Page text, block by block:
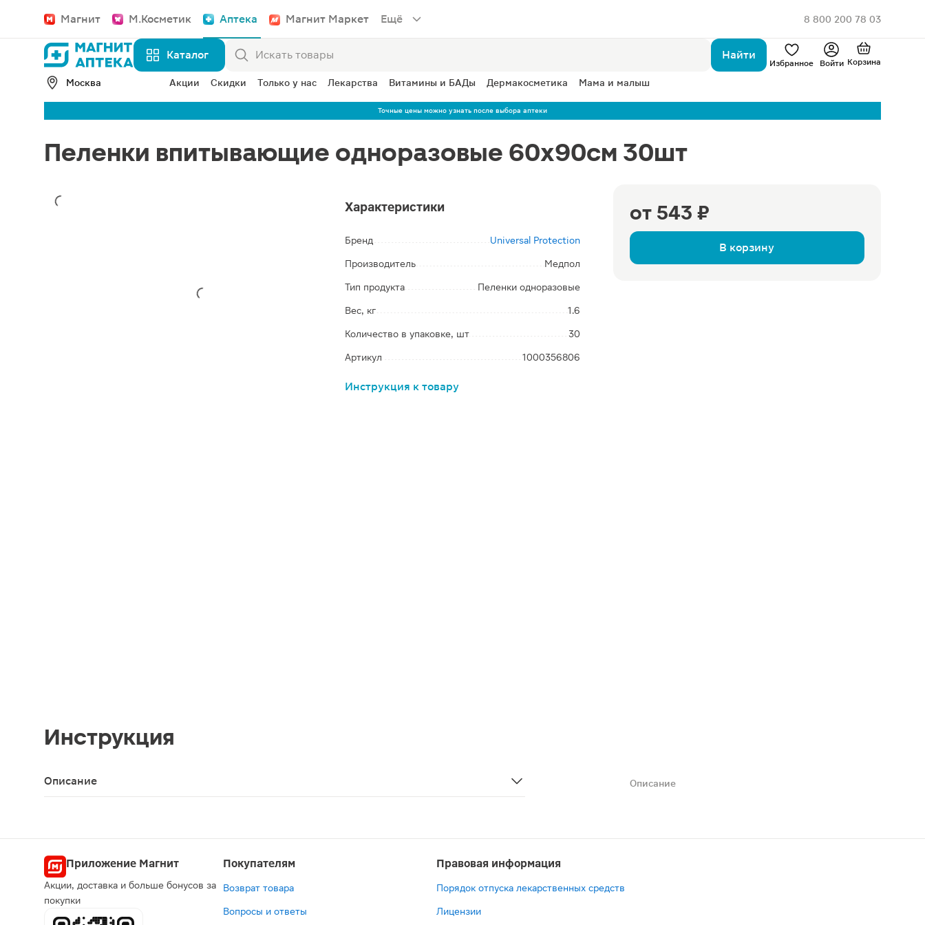
Магнит М.Косметик Аптека Магнит Маркет Ещё 8 800 200 78 03
Каталог Найти
Избранное Войти Корзина
Москва Акции Скидки Только у нас Лекарства Витамины и БАДы Дермакосметика Мама и малыш
Точные цены можно узнать после выбора аптеки
Пеленки впитывающие одноразовые 60х90см 30шт
от 543 ₽
В корзину
Характеристики
Бренд Universal Protection
Производитель Медпол
Тип продукта Пеленки одноразовые
Вес, кг 1.6
Количество в упаковке, шт 30
Артикул 1000356806
Инструкция к товару
Инструкция
Описание
Описание
Приложение Магнит
Акции, доставка и больше бонусов за
покупки
Покупателям
Возврат товара
Вопросы и ответы
Правовая информация
Порядок отпуска лекарственных средств
Лицензии